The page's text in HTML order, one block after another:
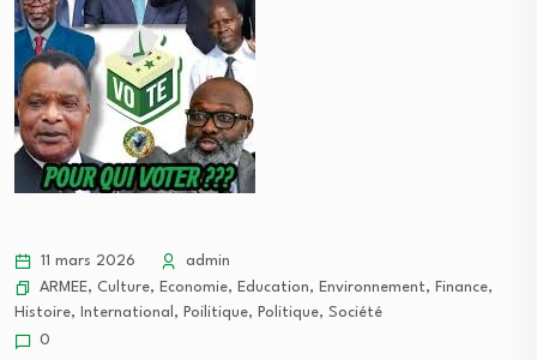
11 mars 2026
admin
ARMEE, Culture, Economie, Education, Environnement, Finance,
Histoire, International , Poilitique, Politique, Société
0